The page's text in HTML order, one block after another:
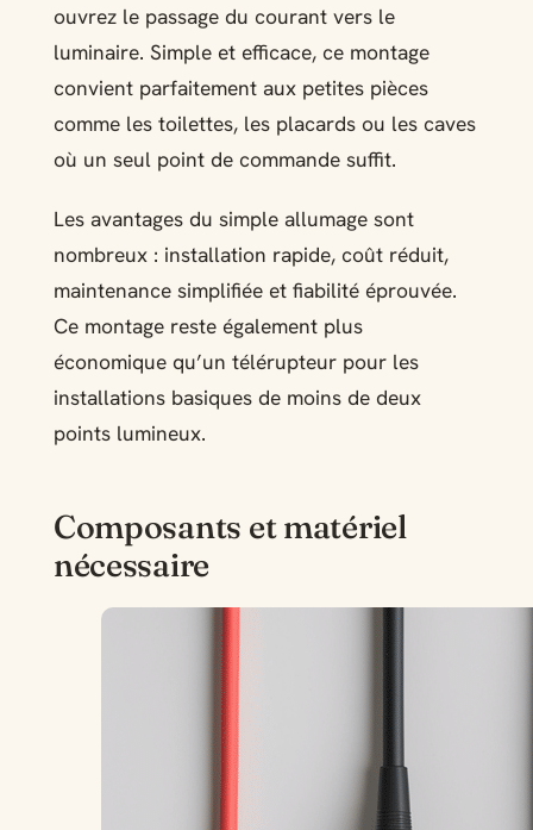
ouvrez le passage du courant vers le
luminaire. Simple et efficace, ce montage
convient parfaitement aux petites pièces
comme les toilettes, les placards ou les caves
où un seul point de commande suffit.
Les avantages du simple allumage sont
nombreux : installation rapide, coût réduit,
maintenance simplifiée et fiabilité éprouvée.
Ce montage reste également plus
économique qu’un télérupteur pour les
installations basiques de moins de deux
points lumineux.
Composants et matériel
nécessaire